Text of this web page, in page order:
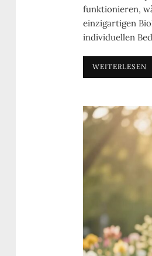
funktionieren,
einzigartigen
individuellen
WEITERLESEN